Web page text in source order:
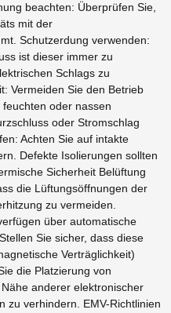
beachten: Überprüfen Sie,
mit der
Schutzerdung verwenden:
ist dieser immer zu
Schlags zu
Vermeiden Sie den Betrieb
oder nassen
oder Stromschlag
Achten Sie auf intakte
Defekte Isolierungen sollten
Sicherheit Belüftung
die Lüftungsöffnungen der
zu vermeiden.
über automatische
Sie sicher, dass diese
Verträglichkeit)
die Platzierung von
anderer elektronischer
zu verhindern. EMV-Richtlinien